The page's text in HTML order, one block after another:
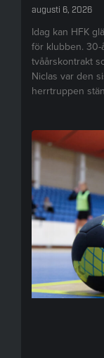
augusti 6, 2026
Idag kan HFK
för klubben.
tvåårskontrakt
Niclas var den
herrtruppen